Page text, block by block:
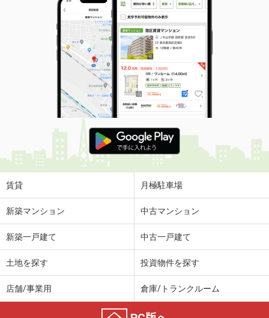
賃貸 月極駐車場
新築マンション 中古マンション
新築一戸建て 中古一戸建て
土地を探す 投資物件を探す
店舗/事業用 倉庫/トランクルーム